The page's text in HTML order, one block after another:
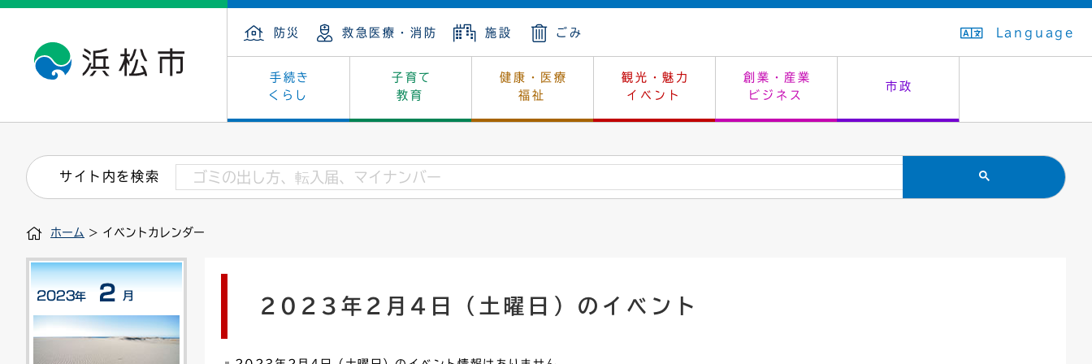
防災 救急医療・消防 施設 ごみ Language
手続き
くらし
子育て
教育
健康・医療
福祉
観光・魅力
イベント
創業・産業
ビジネス
市政
戸籍・住民の手続き 保険・年金 上下水道 生活排水
住まい・建築 墓地・斎場 消費生活 市民安全
税金
道路・交通・河川
印鑑登録証明書 戸籍謄本・抄本 住所変更
子育て・青少年・若者 教育 生涯学習 教育委員会
看護専門学校 学級閉鎖 幼稚園一覧 入学式・卒業式
小学校一覧
健康・医療 福祉 休日当番医 救急・夜間診療
介護保険 保健所 感染症
文化・芸術 文化財 レジャー・スポーツ 施設予約（まつぼっくり）
浜松・浜名湖だいすきネット はじめよう、ハマライフ はたちの集い
産業振興 カーボンニュートラル 土地 指定管理者制度
発注情報(入札・契約) 福祉・介護 環境対策 公共事業の技術監理
募集
市の概要 庁舎案内 市長の部屋 議会
外郭団体 統計 選挙 オープンデータ
職員採用
行政区
会議 情報公開・個人情報 監査
サイト内を検索
ホーム > イベントカレンダー
2023年2月4日（土曜日）のイベント